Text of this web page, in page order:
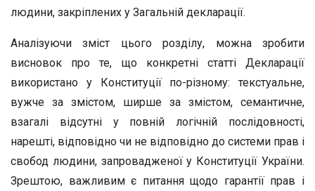
людини, закріплених у Загальній декларації.
Аналізуючи зміст цього розділу, можна зробити
висновок про те, що конкретні статті Декларації
використано у Конституції по-різному: текстуальне,
вужче за змістом, ширше за змістом, семантичне,
взагалі відсутні у повній логічній послідовності,
нарешті, відповідно чи не відповідно до системи прав і
свобод людини, запровадженої у Конституції України.
Зрештою, важливим є питання щодо гарантії прав і